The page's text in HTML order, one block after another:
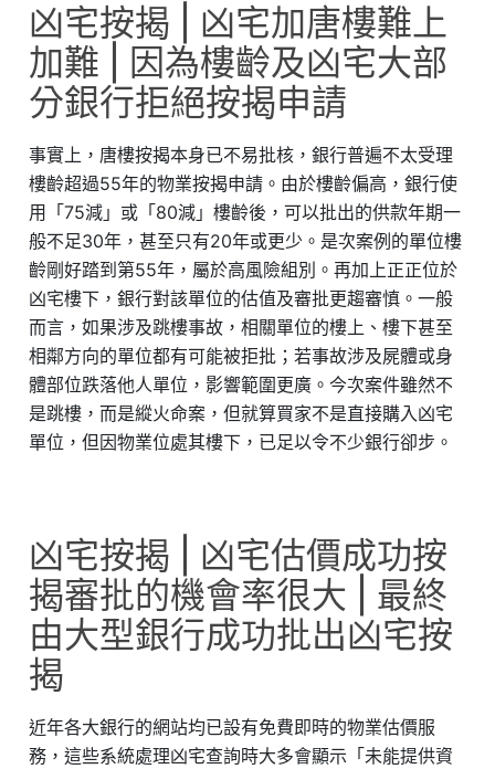
凶宅按揭 | 凶宅加唐樓難上
加難 | 因為樓齡及凶宅大部
分銀行拒絕按揭申請
事實上，唐樓按揭本身已不易批核，銀行普遍不太受理
樓齡超過55年的物業按揭申請。由於樓齡偏高，銀行使
用「75減」或「80減」樓齡後，可以批出的供款年期一
般不足30年，甚至只有20年或更少。是次案例的單位樓
齡剛好踏到第55年，屬於高風險組別。再加上正正位於
凶宅樓下，銀行對該單位的估值及審批更趨審慎。一般
而言，如果涉及跳樓事故，相關單位的樓上、樓下甚至
相鄰方向的單位都有可能被拒批；若事故涉及屍體或身
體部位跌落他人單位，影響範圍更廣。今次案件雖然不
是跳樓，而是縱火命案，但就算買家不是直接購入凶宅
單位，但因物業位處其樓下，已足以令不少銀行卻步。
凶宅按揭 | 凶宅估價成功按
揭審批的機會率很大 | 最終
由大型銀行成功批出凶宅按
揭
近年各大銀行的網站均已設有免費即時的物業估價服
務，這些系統處理凶宅查詢時大多會顯示「未能提供資